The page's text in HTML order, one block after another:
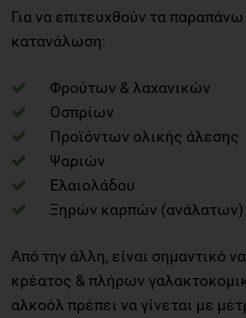
Για να επιτευχθούν τα
κατανάλωση:
Φρούτων & λαχανικών
Οσπρίων
Προϊόντων ολικής άλεσης
Ψαριών
Ελαιολάδου
Ξηρών καρπών (ανάλατων)
Από την άλλη, είναι σημαντικό
κρέατος & πλήρων
αλκοόλ πρέπει να γίνεται με